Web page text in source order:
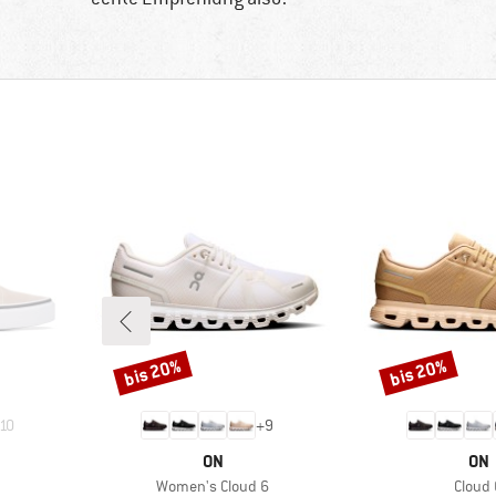
10 +9
MARKE
ON
Artikel
Women's Cloud 6
Rabatt
bis 20%
ON
Artikel
Cloud
Rabatt
bis 20%